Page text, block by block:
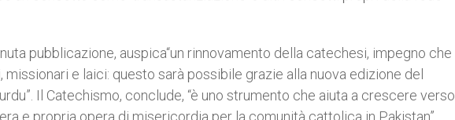
pubblicazione, auspica“un rinnovamento della catechesi, impegno che
e laici: questo sarà possibile grazie alla nuova edizione del
Il Catechismo, conclude, “è uno strumento che aiuta a crescere verso
e propria opera di misericordia per la comunità cattolica in Pakistan”.